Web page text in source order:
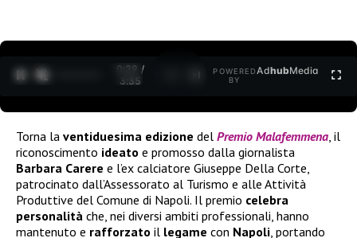
0:30 /
3:35
POWERED
BY
AdhubMedia
Torna la ventiduesima edizione del Premio Malafemmena , il
riconoscimento ideato e promosso dalla giornalista
Barbara Carere e l’ex calciatore Giuseppe Della Corte,
patrocinato dall’Assessorato al Turismo e alle Attività
Produttive del Comune di Napoli. Il premio celebra
personalità che, nei diversi ambiti professionali, hanno
mantenuto e rafforzato il legame con Napoli , portando